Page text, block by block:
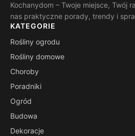
Kochanydom – Twoje miejsce, Twój
nas praktyczne porady, trendy i
KATEGORIE
Rośliny ogrodu
Rośliny domowe
Choroby
Poradniki
Ogród
Budowa
Dekoracje